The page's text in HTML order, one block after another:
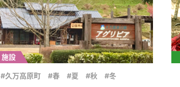
施設
#久万高原町 #春 #夏 #秋 #冬